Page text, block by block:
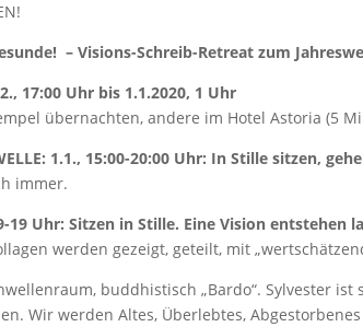
– Visions-Schreib-Retreat zum
17:00 Uhr bis 1.1.2020, 1 Uhr
übernachten, andere im Hotel Astoria (5
1.1., 15:00-20:00 Uhr: In Stille sitzen,
immer.
19 Uhr: Sitzen in Stille. Eine Vision entstehen
werden gezeigt, geteilt, mit
buddhistisch „Bardo“. Sylvester
Wir werden Altes, Überlebtes,